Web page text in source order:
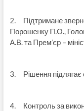
2. Підтримане
Порошенку П.О.,
А.В. та Прем’єр –
3. Рішення
4. Контроль за